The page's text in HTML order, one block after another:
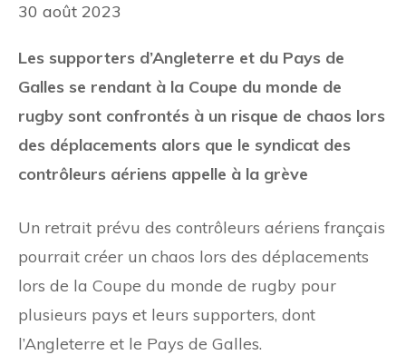
30 août 2023
Les supporters d’Angleterre et du Pays de
Galles se rendant à la Coupe du monde de
rugby sont confrontés à un risque de chaos lors
des déplacements alors que le syndicat des
contrôleurs aériens appelle à la grève
Un retrait prévu des contrôleurs aériens français
pourrait créer un chaos lors des déplacements
lors de la Coupe du monde de rugby pour
plusieurs pays et leurs supporters, dont
l’Angleterre et le Pays de Galles.